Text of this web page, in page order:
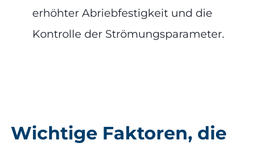
erhöhter Abriebfestigkeit und die
Kontrolle der Strömungsparameter.
Wichtige Faktoren, die